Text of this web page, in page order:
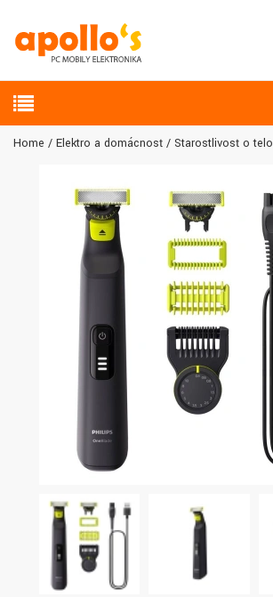
Home Elektro a domácnosť Starostlivosť o telo